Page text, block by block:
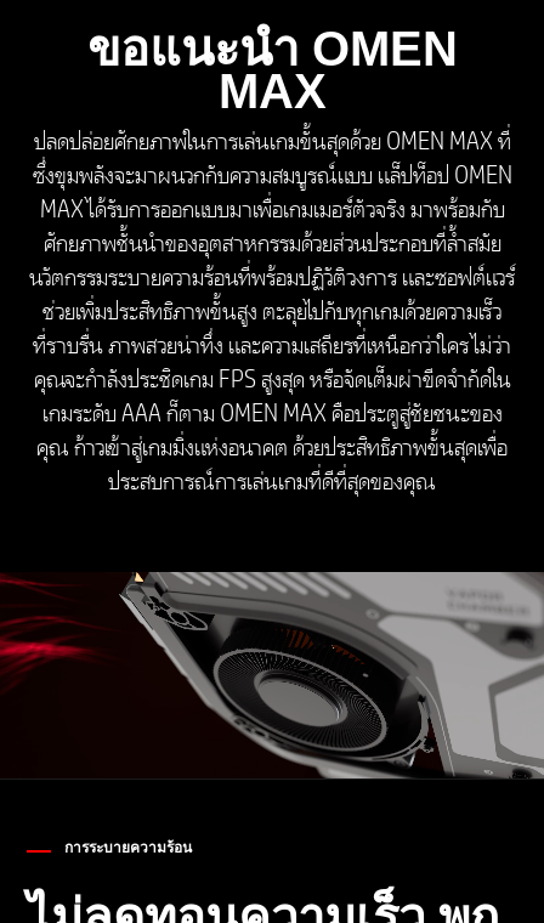
แตกต่างกันไป ทั้งนี้ขึ้นอยู่กับฮาร์ดแวร์ ซอฟต์แวร์ และการ
กำหนดค่าระบบโดยรวม
*คุณสมบัติและซอฟต์แวร์ที่ต้องใช้ NPU อาจต้องมีการซื้อ
ซอฟต์แวร์ การสมัครใช้งาน หรือเปิดใช้งานโดยผู้ให้บริการ
ซอฟต์แวร์หรือแพลตฟอร์ม และซอฟต์แวร์ของบุคคลที่สาม
อาจมีข้อกำหนดเฉพาะด้านการกำหนดค่าหรือความ
สามารถในการใช้งานร่วมกันได้ ประสิทธิภาพการอนุมาน
NPU ที่เป็นไปได้จะแตกต่างกันไปตามการใช้งาน การ
กำหนดค่า ซอฟต์แวร์ และปัจจัยอื่นๆ
การ์ดจอ
Up to NVIDIA® GeForce RTX™ 5080 Laptop GPU
(16 GB GDDR7 dedicated)
หน่วยความจำ
Up to 32 GB DDR5-5600 MT/s (2 x 32 GB)
ช่องเสียบการ์ดหน่วยความจำ
หน่วยจัดเก็บข้อมูล
Up to 2 TB PCIe® Gen4 NVMe™ Performance
ขอแนะนำ OMEN
MAX
ปลดปล่อยศักยภาพในการเล่นเกมขั้นสุดด้วย OMEN MAX ที่
ซึ่งขุมพลังจะมาผนวกกับความสมบูรณ์แบบ แล็ปท็อป OMEN
MAX ได้รับการออกแบบมาเพื่อเกมเมอร์ตัวจริง มาพร้อมกับ
ศักยภาพชั้นนำของอุตสาหกรรมด้วยส่วนประกอบที่ล้ำสมัย
นวัตกรรมระบายความร้อนที่พร้อมปฏิวัติวงการ และซอฟต์แวร์
ช่วยเพิ่มประสิทธิภาพขั้นสูง ตะลุยไปกับทุกเกมด้วยความเร็ว
ที่ราบรื่น ภาพสวยน่าทึ่ง และความเสถียรที่เหนือกว่าใคร ไม่ว่า
คุณจะกำลังประชิดเกม FPS สูงสุด หรือจัดเต็มผ่าขีดจำกัดใน
เกมระดับ AAA ก็ตาม OMEN MAX คือประตูสู่ชัยชนะของ
คุณ ก้าวเข้าสู่เกมมิ่งแห่งอนาคต ด้วยประสิทธิภาพขั้นสุดเพื่อ
ประสบการณ์การเล่นเกมที่ดีที่สุดของคุณ
การระบายความร้อน